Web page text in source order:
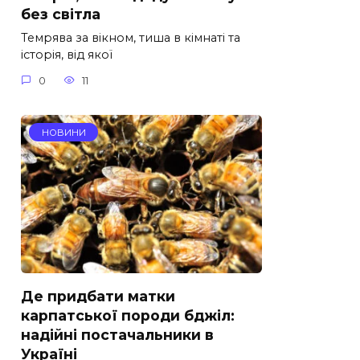
без світла
Темрява за вікном, тиша в кімнаті та
історія, від якої
0 11
НОВИНИ
Де придбати матки
карпатської породи бджіл:
надійні постачальники в
Україні